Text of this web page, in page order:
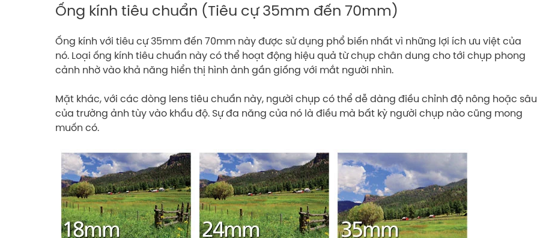
Ống kính tiêu chuẩn (Tiêu cự 35mm đến 70mm)
Ống kính với tiêu cự 35mm đến 70mm này được sử dụng phổ biến nhất vì những lợi ích ưu việt của
nó. Loại ống kính tiêu chuẩn này có thể hoạt động hiệu quả từ chụp chân dung cho tới chụp phong
cảnh nhờ vào khả năng hiển thị hình ảnh gần giống với mắt người nhìn.
Mặt khác, với các dòng lens tiêu chuẩn này, người chụp có thể dễ dàng điều chỉnh độ nông hoặc sâu
của trường ảnh tùy vào khẩu độ. Sự đa năng của nó là điều mà bất kỳ người chụp nào cũng mong
muốn có.